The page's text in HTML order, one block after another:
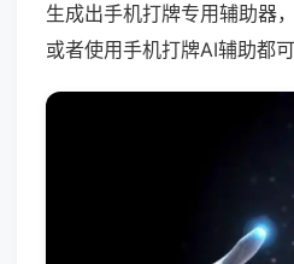
生成出手机打牌专用辅助器
或者使用手机打牌AI辅助都可